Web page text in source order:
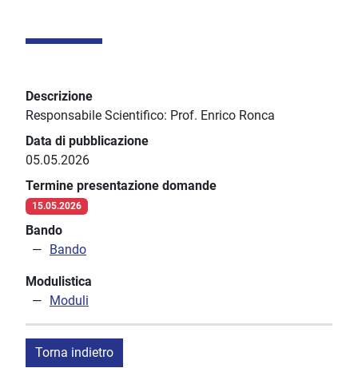
Descrizione
Responsabile Scientifico: Prof. Enrico Ronca
Data di pubblicazione
05.05.2026
Termine presentazione domande
15.05.2026
Bando
Bando
Modulistica
Moduli
Torna indietro